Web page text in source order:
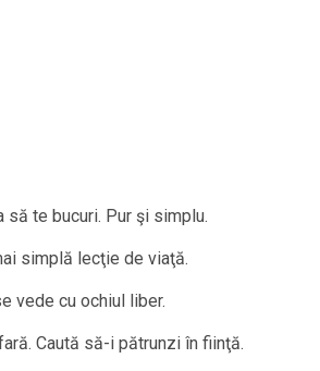
te bucuri. Pur şi simplu.
simplă lecţie de viaţă.
vede cu ochiul liber.
Caută să-i pătrunzi în fiinţă.